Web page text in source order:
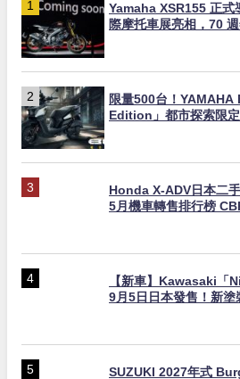
Yamaha XSR155 正式
際摩托車展亮相，70
限量500台！YAMAHA
Edition」都市探索限
Honda X-ADV日本二
5月機車轉售排行榜
【新車】Kawasaki「
9月5日日本發售！新塗
SUZUKI 2027年式